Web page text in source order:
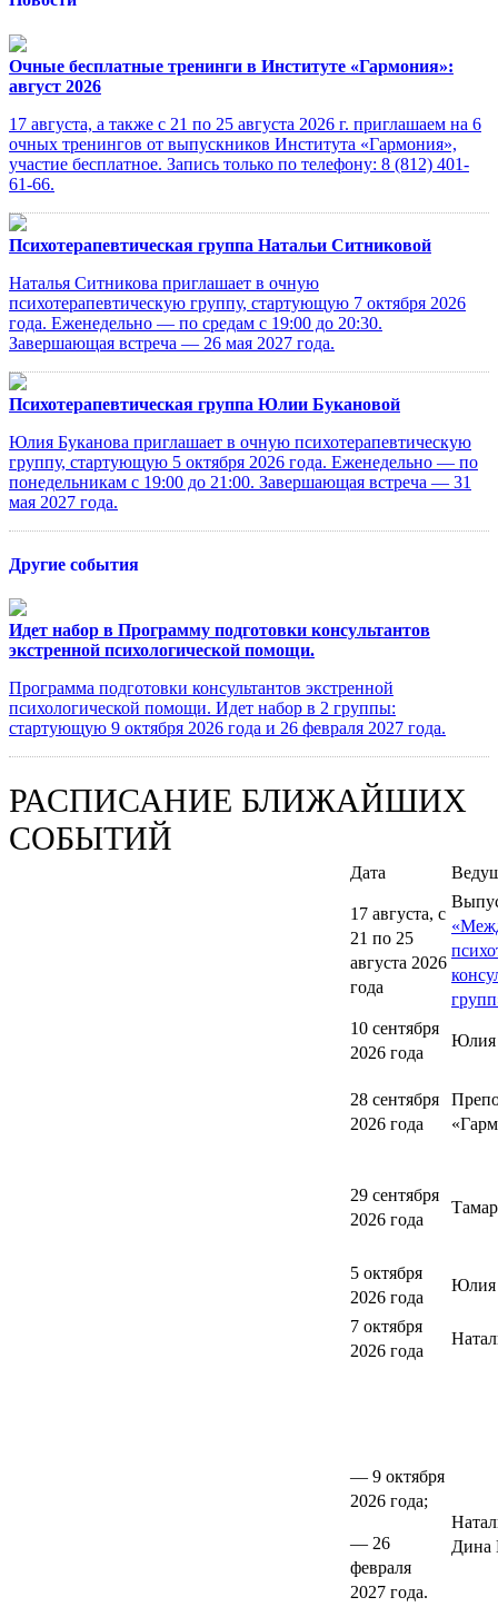
Очные бесплатные тренинги в Институте «Гармония»:
август 2026
17 августа, а также с 21 по 25 августа 2026 г. приглашаем на 6
очных тренингов от выпускников Института «Гармония»,
участие бесплатное. Запись только по телефону: 8 (812) 401-
61-66.
Психотерапевтическая группа Натальи Ситниковой
Наталья Ситникова приглашает в очную
психотерапевтическую группу, стартующую 7 октября 2026
года. Еженедельно — по средам с 19:00 до 20:30.
Завершающая встреча — 26 мая 2027 года.
Психотерапевтическая группа Юлии Букановой
Юлия Буканова приглашает в очную психотерапевтическую
группу, стартующую 5 октября 2026 года. Еженедельно — по
понедельникам с 19:00 до 21:00. Завершающая встреча — 31
мая 2027 года.
Другие события
Идет набор в Программу подготовки консультантов
экстренной психологической помощи.
Программа подготовки консультантов экстренной
психологической помощи. Идет набор в 2 группы:
стартующую 9 октября 2026 года и 26 февраля 2027 года.
РАСПИСАНИЕ БЛИЖАЙШИХ
СОБЫТИЙ
Дата
17 августа, с
21 по 25
августа 2026
года
10 сентября
2026 года
Юлия
28 сентября
2026 года
29 сентября
2026 года
5 октября
2026 года
Юлия
7 октября
2026 года
— 9 октября
2026 года;
— 26
февраля
2027 года.
Дина